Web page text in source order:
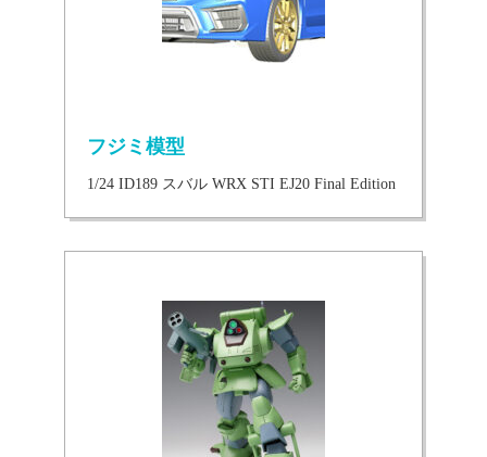
フジミ模型
1/24 ID189 スバル WRX STI EJ20 Final Edition